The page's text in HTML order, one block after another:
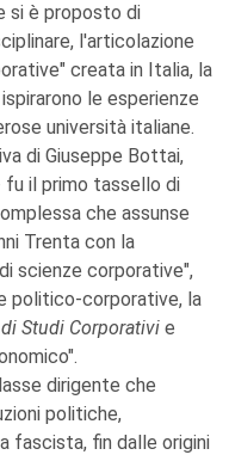
si è proposto di
l'articolazione
creata in Italia, la
le esperienze
università italiane.
di Giuseppe Bottai,
fu il primo tassello di
che assunse
Trenta con la
scienze corporative",
politico-corporative, la
Studi Corporativi e
dirigente che
politiche,
fascista, fin dalle origini